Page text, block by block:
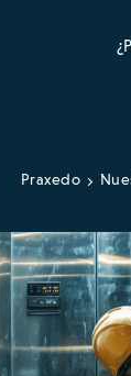
Praxedo